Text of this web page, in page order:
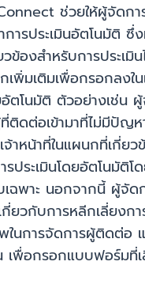
ช่วยให้ผู้จัดกา
ารประเมินอัตโนมัติ ซึ่ง
ข้องสำหรับการประเมิน
เพิ่มเติมเพื่อกรอกลง
อัตโนมัติ ตัวอย่างเช่น
ติดต่อเข้ามาที่ไม่มีปัญ
าหน้าที่ในแผนกที่เกี่ยว
รประเมินโดยอัตโนมัติ
เฉพาะ นอกจากนี้ ผู้จัด
ยวกับการหลีกเลี่ยงกา
ในการจัดการผู้ติดต่อ
เพื่อกรอกแบบฟอร์มที่